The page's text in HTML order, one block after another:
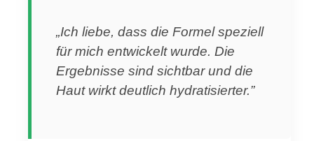
„Ich liebe, dass die Formel speziell
für mich entwickelt wurde. Die
Ergebnisse sind sichtbar und die
Haut wirkt deutlich hydratisierter.”